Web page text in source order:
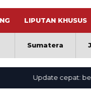
LIPUTAN KHUSUS
Sumatera
Update cepat: berita